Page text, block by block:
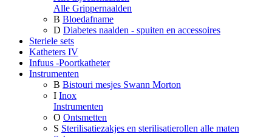
Alle Grippernaalden
B Bloedafname
D Diabetes naalden - spuiten en accessoires
Steriele sets
Katheters IV
Infuus -Poortkatheter
Instrumenten
B Bistouri mesjes Swann Morton
I Inox
Instrumenten
O Ontsmetten
S Sterilisatiezakjes en sterilisatierollen alle maten